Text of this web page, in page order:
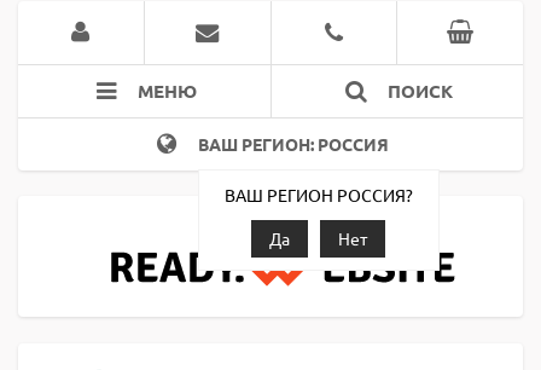
МЕНЮ ПОИСК
ВАШ РЕГИОН: РОССИЯ
ВАШ РЕГИОН РОССИЯ?
Да
Нет